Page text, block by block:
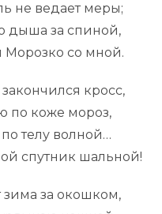
не ведает меры;
дыша за спиной,
Морозко со мной.
кросс,
по коже мороз,
телу волной…
спутник шальной!
зима за окошком,